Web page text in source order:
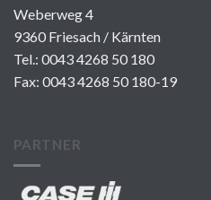
Weberweg 4
9360 Friesach / Kärnten
Tel.: 0043 4268 50 180
Fax: 0043 4268 50 180-19
PARTNER